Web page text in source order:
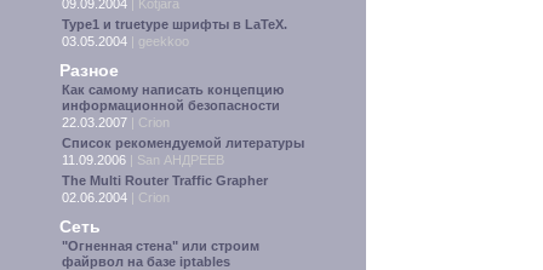
09.09.2004 | Kotjara
Type1 и truetype шрифты в LaTeX.
03.05.2004 | geekkoo
Разное
Как самому написать концепцию
информационной безопасности
22.03.2007 | Crion
Список рекомендуемой литературы
11.09.2006 | San АНДРЕЕВ
The Multi Router Traffic Grapher
02.06.2004 | Crion
Сеть
"Огненная стена" или строим
файрвол на базе iptables